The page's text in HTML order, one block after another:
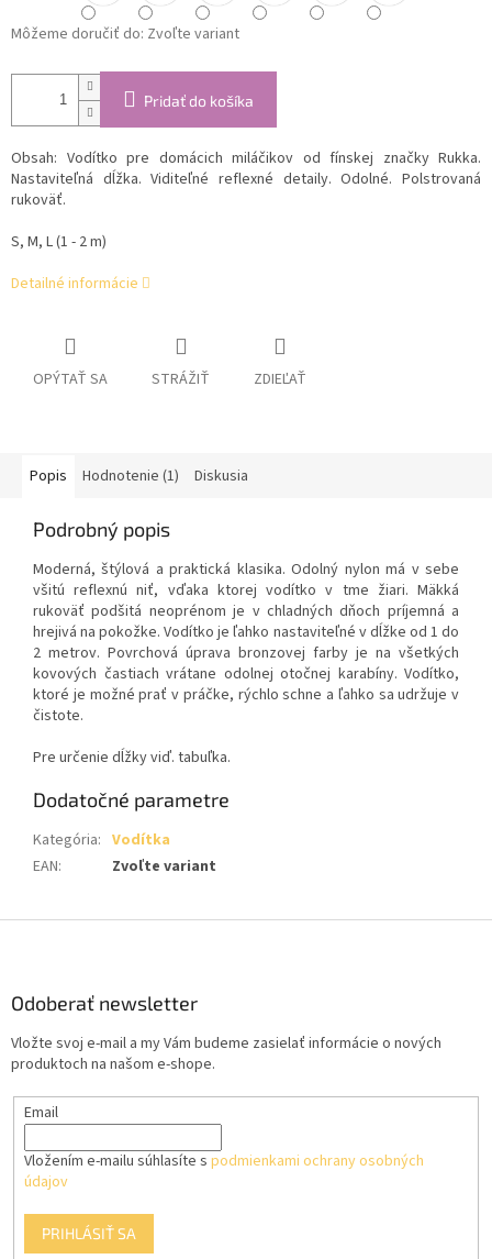
Môžeme doručiť do: Zvoľte variant
Pridať do košíka
Obsah: Vodítko pre domácich miláčikov od fínskej značky Rukka.
Nastaviteľná dĺžka. Viditeľné reflexné detaily. Odolné. Polstrovaná
rukoväť.
S, M, L (1 - 2 m)
Detailné informácie
OPÝTAŤ SA STRÁŽIŤ ZDIEĽAŤ
Popis Hodnotenie (1) Diskusia
Podrobný popis
Moderná, štýlová a praktická klasika. Odolný nylon má v sebe
všitú reflexnú niť, vďaka ktorej vodítko v tme žiari. Mäkká
rukoväť podšitá neoprénom je v chladných dňoch príjemná a
hrejivá na pokožke. Vodítko je ľahko nastaviteľné v dĺžke od 1 do
2 metrov. Povrchová úprava bronzovej farby je na všetkých
kovových častiach vrátane odolnej otočnej karabíny. Vodítko,
ktoré je možné prať v práčke, rýchlo schne a ľahko sa udržuje v
čistote.
Pre určenie dĺžky viď. tabuľka.
Dodatočné parametre
Kategória: Vodítka
EAN: Zvoľte variant
Odoberať newsletter
Vložte svoj e-mail a my Vám budeme zasielať informácie o nových
produktoch na našom e-shope.
Email
Vložením e-mailu súhlasíte s podmienkami ochrany osobných
údajov
PRIHLÁSIŤ SA